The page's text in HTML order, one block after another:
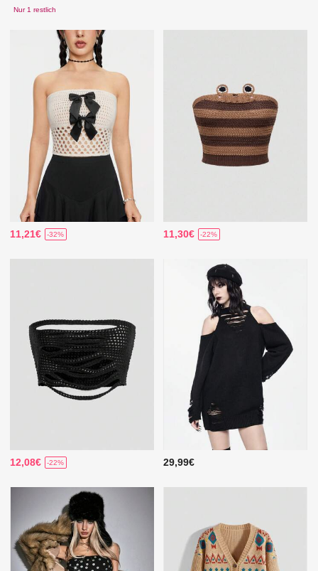
Nur 1 restlich
11,21€ -32% 11,30€ -22%
12,08€ -22% 29,99€